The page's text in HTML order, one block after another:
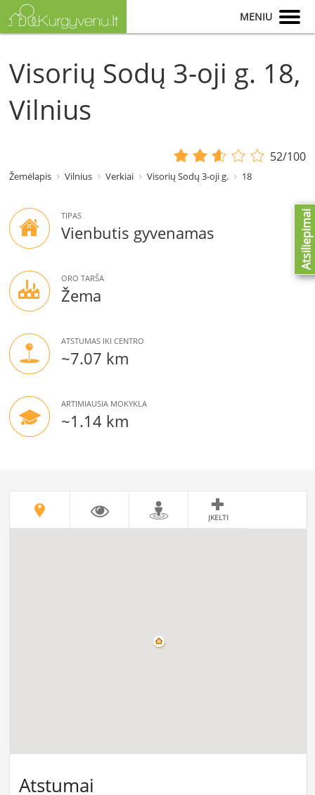
MENIU
Visorių Sodų 3-oji g. 18,
Vilnius
52/100
Žemėlapis Vilnius Verkiai Visorių Sodų 3-oji g. 18
TIPAS
Vienbutis gyvenamas
ORO TARŠA
Žema
ATSTUMAS IKI CENTRO
~7.07 km
ARTIMIAUSIA MOKYKLA
~1.14 km
ĮKELTI
Atstumai
Atsiliepimai